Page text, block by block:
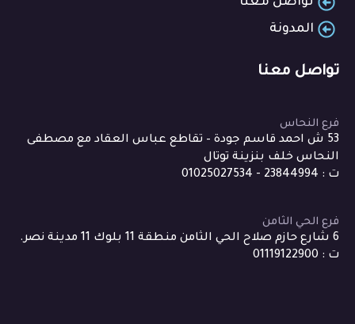
المدونة
تواصل معنا
فرع النحاس
53 ش احمد قاسم جودة – تقاطع عباس العقاد مع مصطفى
النحاس خلف بنزينة توتال
ت : 23844994 - 01025027534
فرع الحي الثامن
6 شارع حازم صلاح الحي الثامن منطقة 11 بلوك 11 مدينة نصر.
ت : 01119122900